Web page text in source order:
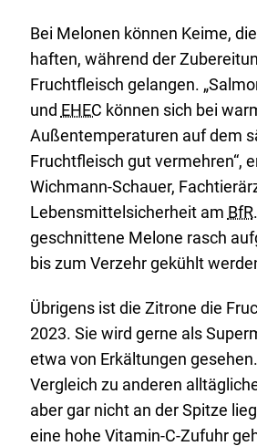
Bei Melonen können Keime,
haften, während der
Fruchtfleisch gelangen.
und EHEC können sich bei
Außentemperaturen auf dem
Fruchtfleisch gut vermehren“,
Wichmann-Schauer,
Lebensmittelsicherheit am BfR
geschnittene Melone rasch
bis zum Verzehr gekühlt
Übrigens ist die Zitrone die
2023. Sie wird gerne als
etwa von Erkältungen
Vergleich zu anderen
aber gar nicht an der Spitze
eine hohe Vitamin-C-Zufuhr